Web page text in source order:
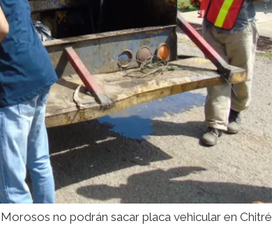
Morosos no podrán sacar placa vehicular en Chitré